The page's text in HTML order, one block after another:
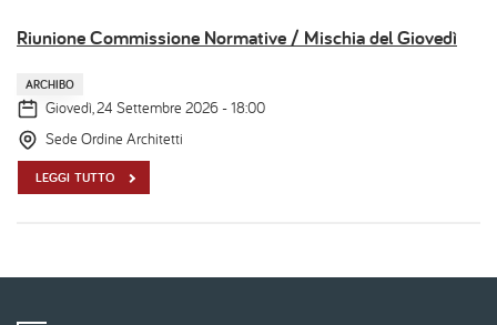
Riunione Commissione Normative / Mischia del Giovedì
ARCHIBO
Giovedì, 24 Settembre 2026 - 18:00
Sede Ordine Architetti
LEGGI TUTTO